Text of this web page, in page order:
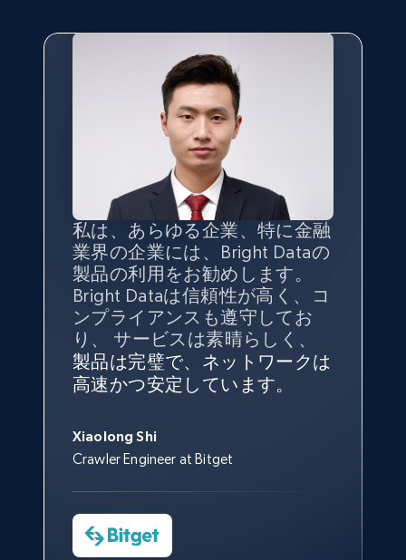
X (formerly Twitter) - Posts - Collecting
Twitter posts URLs
ID, User posted, Name, Description, Date
posted, Photos, URL, Quoted post, and more.
10.3K+ 1.2K+ 無料トライアル
X (formerly Twitter) - Posts - Getting x
posts by array of profiles
ID, User posted, Name, Description, Date
posted, Photos, URL, Quoted post, and more.
TikTok - Profiles
Account id, Nickname, Biography, Awg
私は、あらゆる企業、特に金融
業界の企業には、Bright Dataの
製品の利用をお勧めします。
Bright Dataは信頼性が高く、コ
ンプライアンスも遵守してお
り、 サービスは素晴らしく、
製品は完璧で、ネットワークは
高速かつ安定しています。
Xiaolong Shi
Crawler Engineer at Bitget
インターネットから公開ウェブ
データを収集する機能なしで
は、ブランドがすべての媒体に
向けて紹介されたこと、またそ
の展開先を知りえることはでき
トなしでは急成長を遂げること
はできなかったでしょう。
Data Science Specialist
インターネットから公開ウェブ
データを収集する機能なしで
は、ブランドがすべての媒体に
向けて紹介されたこと、またそ
の展開先を知りえることはでき
ず、また、Bright Dataのサポー
トなしでは急成長を遂げること
はできなかったでしょう。
Sarah Melville
Media Director at YouGov Sport
私の経験から言えば、Bright
Dataのサービスは極めて貴重な
ものでした。Bright Dataのおか
げで、当社のニーズを満たすの
に十分な公開ウェブデータを収
サポートおよび開発スタッフの
おかげで、多くのプロセスを最
Charmagne Cruz
Head of Reporting & Analytics, Business
データの 質 と量を最大限に確
保することが最も重要であり、
そこでBright Dataとtgndataの
組み合わせが威力を発揮しま
す。
George Koutsoudopoulos
CEO at tgndata
今すぐ観る
信頼性に非常に感銘を受けてお
り、Bright Dataには全体的に大
変満足しています。アカウント
マネージャーとは定期的な連絡
ルートがあり、非常に協力的で
Yorgos Panzaris
CTO at Convert Group
Bright Dataとの提携には大変満
足しております。全てが順調
で、ネットワークは非常に 安定
しており、 カスタマーサービス
にも満足しています。 サポート
す。
Cheddi Rai
CEO at AdRetreaver